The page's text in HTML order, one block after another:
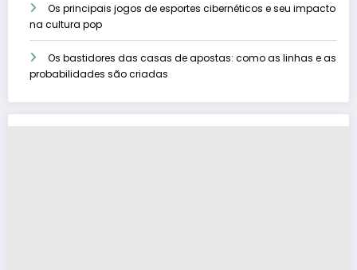
Os principais jogos de esportes cibernéticos e seu impacto
na cultura pop
Os bastidores das casas de apostas: como as linhas e as
probabilidades são criadas